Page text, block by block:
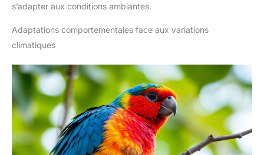
s’adapter aux conditions ambiantes.
Adaptations comportementales face aux variations
climatiques